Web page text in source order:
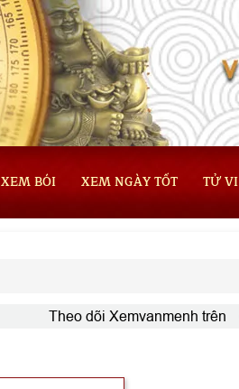
XEM BÓI XEM NGÀY TỐT TỬ VI
Theo dõi Xemvanmenh trên